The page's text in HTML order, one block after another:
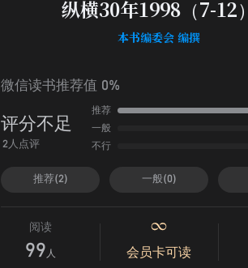
纵横30年1998（7-12）
本书编委会 编撰
微信读书推荐值 0%
评分不足
2人点评
推荐
一般
不行
推荐(2) 一般(0)
阅读
99 人 会员卡可读